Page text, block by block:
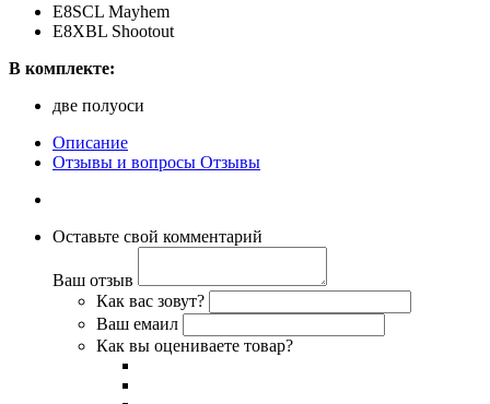
E8SCL Mayhem
E8XBL Shootout
В комплекте:
две полуоси
Описание
Отзывы и вопросы Отзывы
Оставьте свой комментарий
Ваш отзыв
Как вас зовут?
Ваш емаил
Как вы оцениваете товар?